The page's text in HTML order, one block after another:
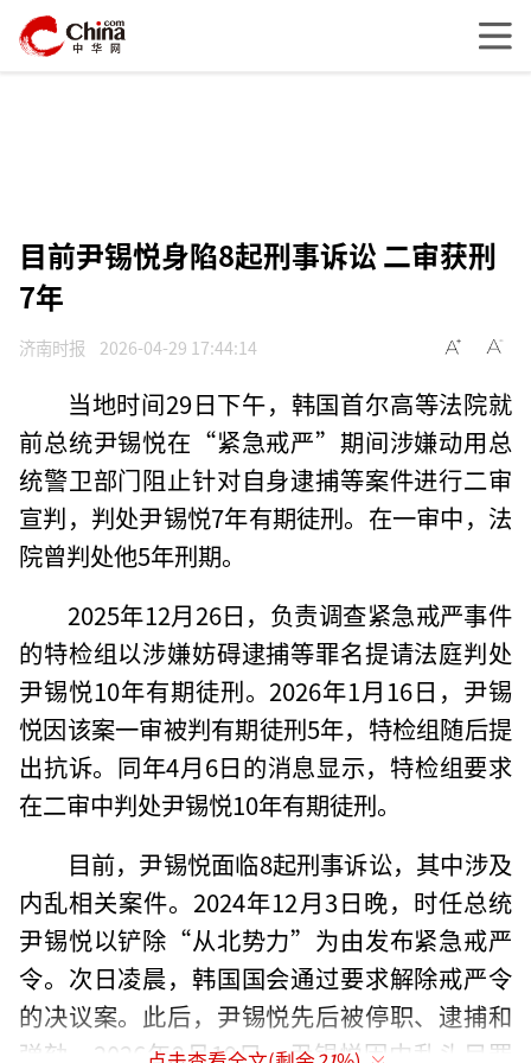
目前尹锡悦身陷8起刑事诉讼 二审获刑
7年
济南时报 2026-04-29 17:44:14
当地时间29日下午，韩国首尔高等法院就
前总统尹锡悦在“紧急戒严”期间涉嫌动用总
统警卫部门阻止针对自身逮捕等案件进行二审
宣判，判处尹锡悦7年有期徒刑。在一审中，法
院曾判处他5年刑期。
2025年12月26日，负责调查紧急戒严事件
的特检组以涉嫌妨碍逮捕等罪名提请法庭判处
尹锡悦10年有期徒刑。2026年1月16日，尹锡
悦因该案一审被判有期徒刑5年，特检组随后提
出抗诉。同年4月6日的消息显示，特检组要求
在二审中判处尹锡悦10年有期徒刑。
目前，尹锡悦面临8起刑事诉讼，其中涉及
内乱相关案件。2024年12月3日晚，时任总统
尹锡悦以铲除“从北势力”为由发布紧急戒严
令。次日凌晨，韩国国会通过要求解除戒严令
的决议案。此后，尹锡悦先后被停职、逮捕和
弹劾。2026年2月19日，尹锡悦因内乱头目罪